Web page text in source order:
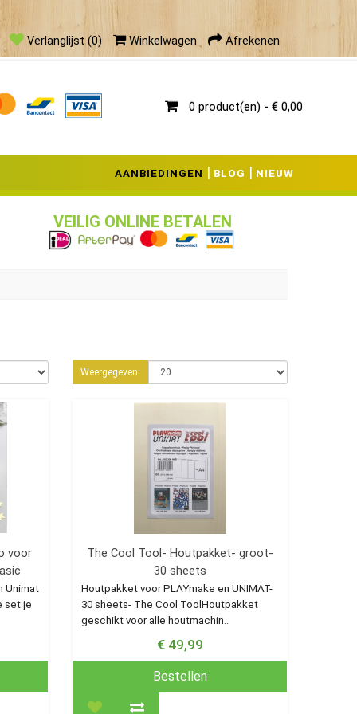
Verlanglijst (0) Winkelwagen Afrekenen
0 product(en) - € 0,00
AANBIEDINGEN | BLOG | NIEUW
VEILIG ONLINE BETALEN
Weergegeven:
voor
Unimat
set je
The Cool Tool- Houtpakket- groot-
30 sheets
Houtpakket voor PLAYmake en UNIMAT-
30 sheets- The Cool ToolHoutpakket
geschikt voor alle houtmachin..
€ 49,99
Bestellen